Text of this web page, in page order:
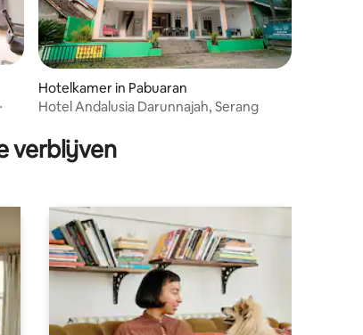
Hotelkamer in Pabuaran
Hotel Andalusia Darunnajah, Serang
verblijven